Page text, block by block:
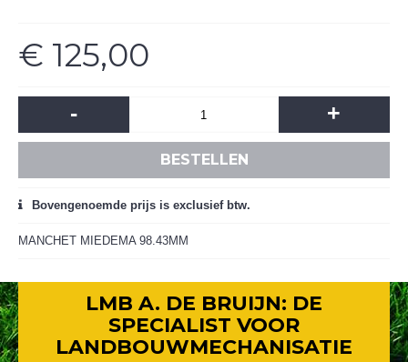
€ 125,00
- +
BESTELLEN
Bovengenoemde prijs is exclusief btw.
MANCHET MIEDEMA 98.43MM
LMB A. DE BRUIJN: DE
SPECIALIST VOOR
LANDBOUWMECHANISATIE